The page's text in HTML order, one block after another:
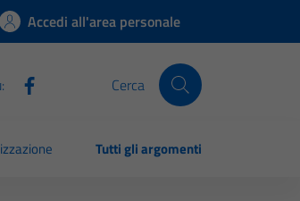
Accedi all'area personale
Cerca
Tutti gli argomenti